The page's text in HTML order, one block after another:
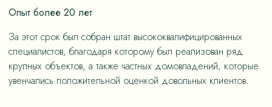
Опыт более 20 лет
За этот срок был собран штат высококвалифицированных
специалистов, благодаря которому был реализован ряд
крупных объектов, а также частных домовладений, которые
увенчались положительной оценкой довольных клиентов.